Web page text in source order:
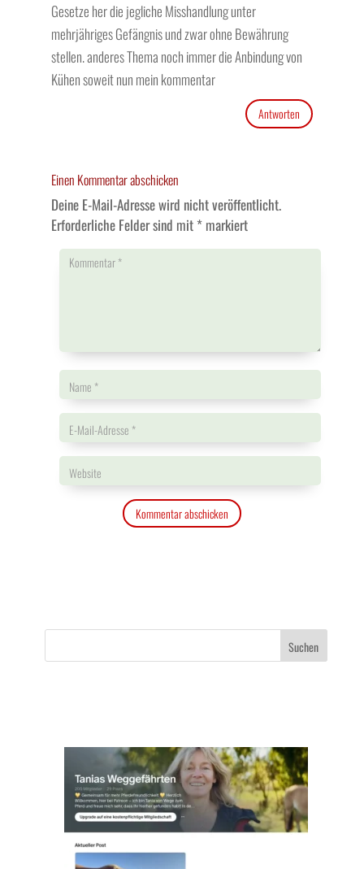
Gesetze her die jegliche Misshandlung unter
mehrjähriges Gefängnis und zwar ohne Bewährung
stellen. anderes Thema noch immer die Anbindung von
Kühen soweit nun mein kommentar
Antworten
Einen Kommentar abschicken
Deine E-Mail-Adresse wird nicht veröffentlicht.
Erforderliche Felder sind mit *markiert
Kommentar abschicken
Suchen